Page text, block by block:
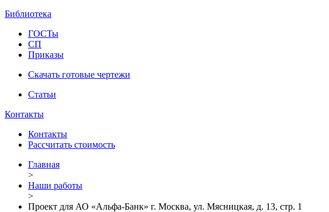
Библиотека
ГОСТы
СП
Приказы
Скачать готовые чертежи
Статьи
Контакты
Контакты
Рассчитать стоимость
Главная
>
Наши работы
>
Проект для АО «Альфа-Банк» г. Москва, ул. Мясницкая, д. 13, стр. 1